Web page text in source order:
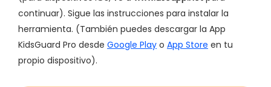
continuar). Sigue las instrucciones para instalar la
herramienta. (También puedes descargar la App
KidsGuard Pro desde Google Play o App Store en tu
propio dispositivo).